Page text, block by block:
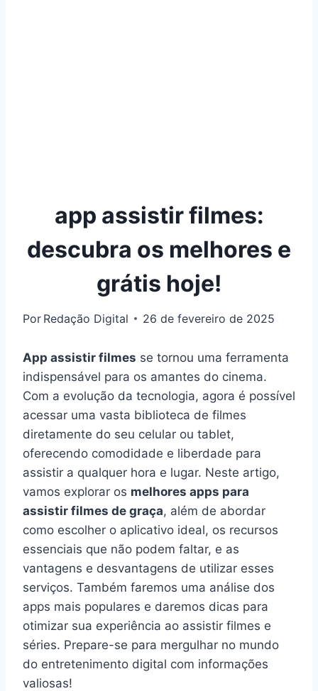
app assistir filmes:
descubra os melhores e
grátis hoje!
Por Redação Digital 26 de fevereiro de 2025
App assistir filmes se tornou uma ferramenta
indispensável para os amantes do cinema.
Com a evolução da tecnologia, agora é possível
acessar uma vasta biblioteca de filmes
diretamente do seu celular ou tablet,
oferecendo comodidade e liberdade para
assistir a qualquer hora e lugar. Neste artigo,
vamos explorar os melhores apps para
assistir filmes de graça, além de abordar
como escolher o aplicativo ideal, os recursos
essenciais que não podem faltar, e as
vantagens e desvantagens de utilizar esses
serviços. Também faremos uma análise dos
apps mais populares e daremos dicas para
otimizar sua experiência ao assistir filmes e
séries. Prepare-se para mergulhar no mundo
do entretenimento digital com informações
valiosas!